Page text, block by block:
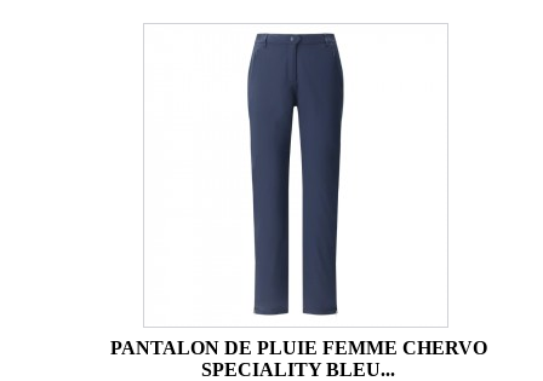
PANTALON DE PLUIE FEMME CHERVO
SPECIALITY BLEU...